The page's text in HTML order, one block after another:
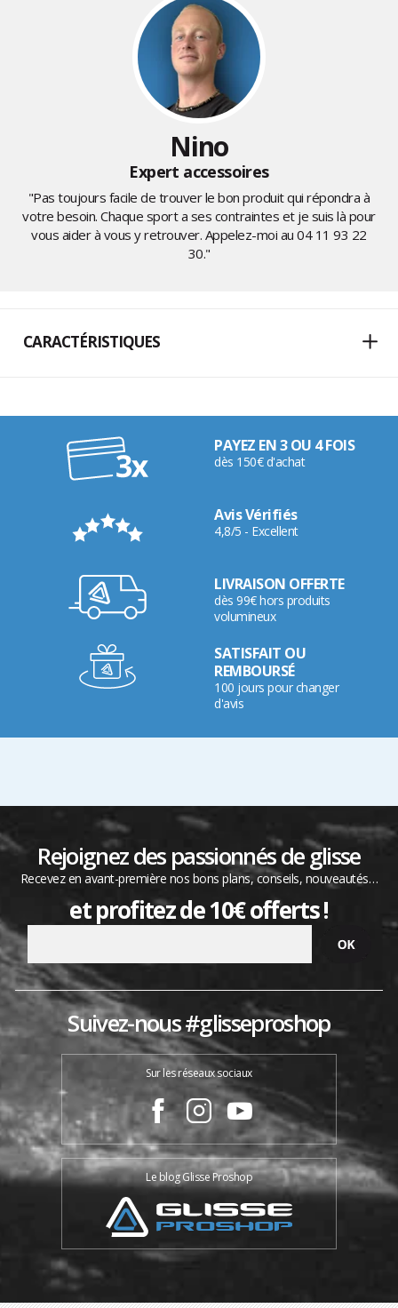
Nino
Expert accessoires
"Pas toujours facile de trouver le bon produit qui répondra à
votre besoin. Chaque sport a ses contraintes et je suis là pour
vous aider à vous y retrouver. Appelez-moi au04 11 93 22
30."
CARACTÉRISTIQUES
PAYEZ EN 3 OU 4 FOIS
dès 150€ d'achat
Avis Vérifiés
4,8/5 - Excellent
LIVRAISON OFFERTE
dès 99€ hors produits
volumineux
SATISFAIT OU
REMBOURSÉ
100 jours pour changer
d'avis
Rejoignez des passionnés de glisse
Recevez en avant-première nos bons plans, conseils, nouveautés…
et profitez de 10€ offerts !
Suivez-nous #glisseproshop
Sur les réseaux sociaux
Le blog Glisse Proshop